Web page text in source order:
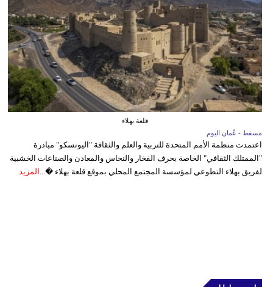
قلعة بهلاء
مسقط - عُمان اليوم
اعتمدت منظمة الأمم المتحدة للتربية والعلم والثقافة "اليونسكو" مبادرة
"الممتلك الثقافي" الخاصة بحرف الفخار والنحاس والمعادن والصناعات الخشبية
لفريق بهلاء التطوعي لمؤسسة المجتمع المحلي بموقع قلعة بهلاء �... المزيد